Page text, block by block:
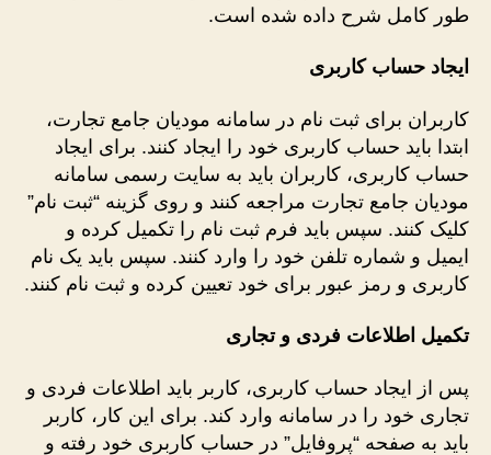
طور کامل شرح داده شده است.
ایجاد حساب کاربری
کاربران برای ثبت نام در سامانه مودیان جامع تجارت،
ابتدا باید حساب کاربری خود را ایجاد کنند. برای ایجاد
حساب کاربری، کاربران باید به سایت رسمی سامانه
مودیان جامع تجارت مراجعه کنند و روی گزینه “ثبت نام”
کلیک کنند. سپس باید فرم ثبت نام را تکمیل کرده و
ایمیل و شماره تلفن خود را وارد کنند. سپس باید یک نام
کاربری و رمز عبور برای خود تعیین کرده و ثبت نام کنند.
تکمیل اطلاعات فردی و تجاری
پس از ایجاد حساب کاربری، کاربر باید اطلاعات فردی و
تجاری خود را در سامانه وارد کند. برای این کار، کاربر
باید به صفحه “پروفایل” در حساب کاربری خود رفته و